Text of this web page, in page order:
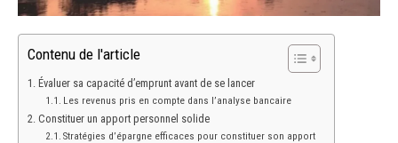
Contenu de l'article
Évaluer sa capacité d’emprunt avant de se lancer
Les revenus pris en compte dans l’analyse bancaire
Constituer un apport personnel solide
Stratégies d’épargne efficaces pour constituer son apport